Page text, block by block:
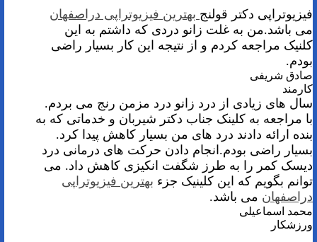
فیزیوتراپی دکتر قولنج بهترین فیزیوتراپی دراصفهان
می باشد.من به غلت زانو دردی که داشتم به این
کلنیک مراجعه کردم و از نتیجه این کار بسیار راضی
بودم.
صادق شریفی
کارمند
سال های زیادی از درد زانو درد مزمن رنج می بردم.
با مراجعه به کلینک جناب دکتر شیربان و خدماتی که به
بنده ارائه دادند درد های من بسیار کاهش پیدا کرد.
بسیار راضی بودم.انجام دادن حرکت های درمانی درد
دیسک کمر را به طرز شگفت انکیزی کاهش داد. می
توانم بگویم که این کلینیک جزء بهترین فیزیوتراپی
دراصفهان می باشد.
محمد اسماعیلی
ورزشکار